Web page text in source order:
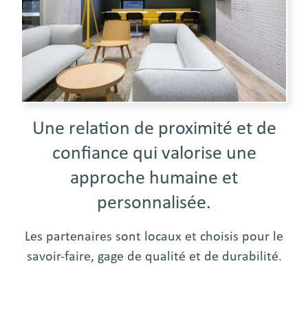
Une relation de proximité et de
confiance qui valorise une
approche humaine et
personnalisée.
Les partenaires sont locaux et choisis pour le
savoir-faire, gage de qualité et de durabilité.